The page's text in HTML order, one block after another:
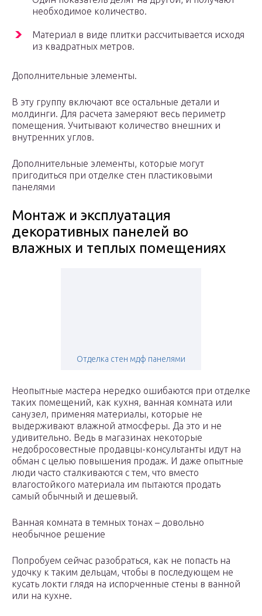
необходимое количество.
Материал в виде плитки рассчитывается исходя
из квадратных метров.
Дополнительные элементы.
В эту группу включают все остальные детали и
молдинги. Для расчета замеряют весь периметр
помещения. Учитывают количество внешних и
внутренних углов.
Дополнительные элементы, которые могут
пригодиться при отделке стен пластиковыми
панелями
Монтаж и эксплуатация
декоративных панелей во
влажных и теплых помещениях
Отделка стен мдф панелями
Неопытные мастера нередко ошибаются при отделке
таких помещений, как кухня, ванная комната или
санузел, применяя материалы, которые не
выдерживают влажной атмосферы. Да это и не
удивительно. Ведь в магазинах некоторые
недобросовестные продавцы-консультанты идут на
обман с целью повышения продаж. И даже опытные
люди часто сталкиваются с тем, что вместо
влагостойкого материала им пытаются продать
самый обычный и дешевый.
Ванная комната в темных тонах – довольно
необычное решение
Попробуем сейчас разобраться, как не попасть на
удочку к таким дельцам, чтобы в последующем не
кусать локти глядя на испорченные стены в ванной
или на кухне.